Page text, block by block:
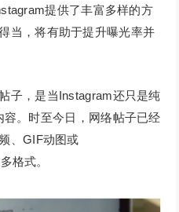
提供了丰富多样的方
当，将有助于提升曝光率并
子，是当Instagram还只是纯
。时至今日，网络帖子已经
、GIF动图或
格式。